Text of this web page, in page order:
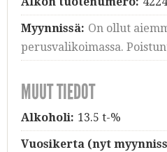
Myynnissä: On ollut
perusvalikoimassa.
MUUT TIEDOT
Alkoholi: 13.5 t-%
Vuosikerta (nyt